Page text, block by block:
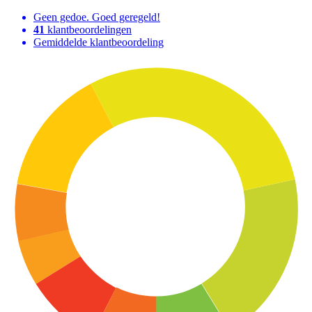
Geen gedoe. Goed geregeld!
41 klantbeoordelingen
Gemiddelde klantbeoordeling